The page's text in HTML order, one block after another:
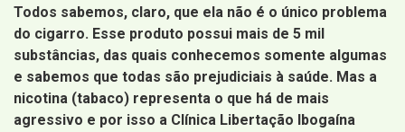
Todos sabemos, claro, que ela não é o único problema
do cigarro. Esse produto possui mais de 5 mil
substâncias, das quais conhecemos somente algumas
e sabemos que todas são prejudiciais à saúde. Mas a
nicotina (tabaco) representa o que há de mais
agressivo e por isso a Clínica Libertação Ibogaína